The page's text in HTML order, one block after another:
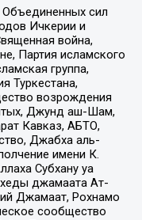
сил
Ичкерии и
война,
Партия исламского
группа,
Туркестана,
возрождения
Джунд аш-Шам,
Кавказ, АБТО,
Джабха аль-
имени К.
Субхану уа
джамаата Ат-
Джамаат, Рохнамо
сообщество